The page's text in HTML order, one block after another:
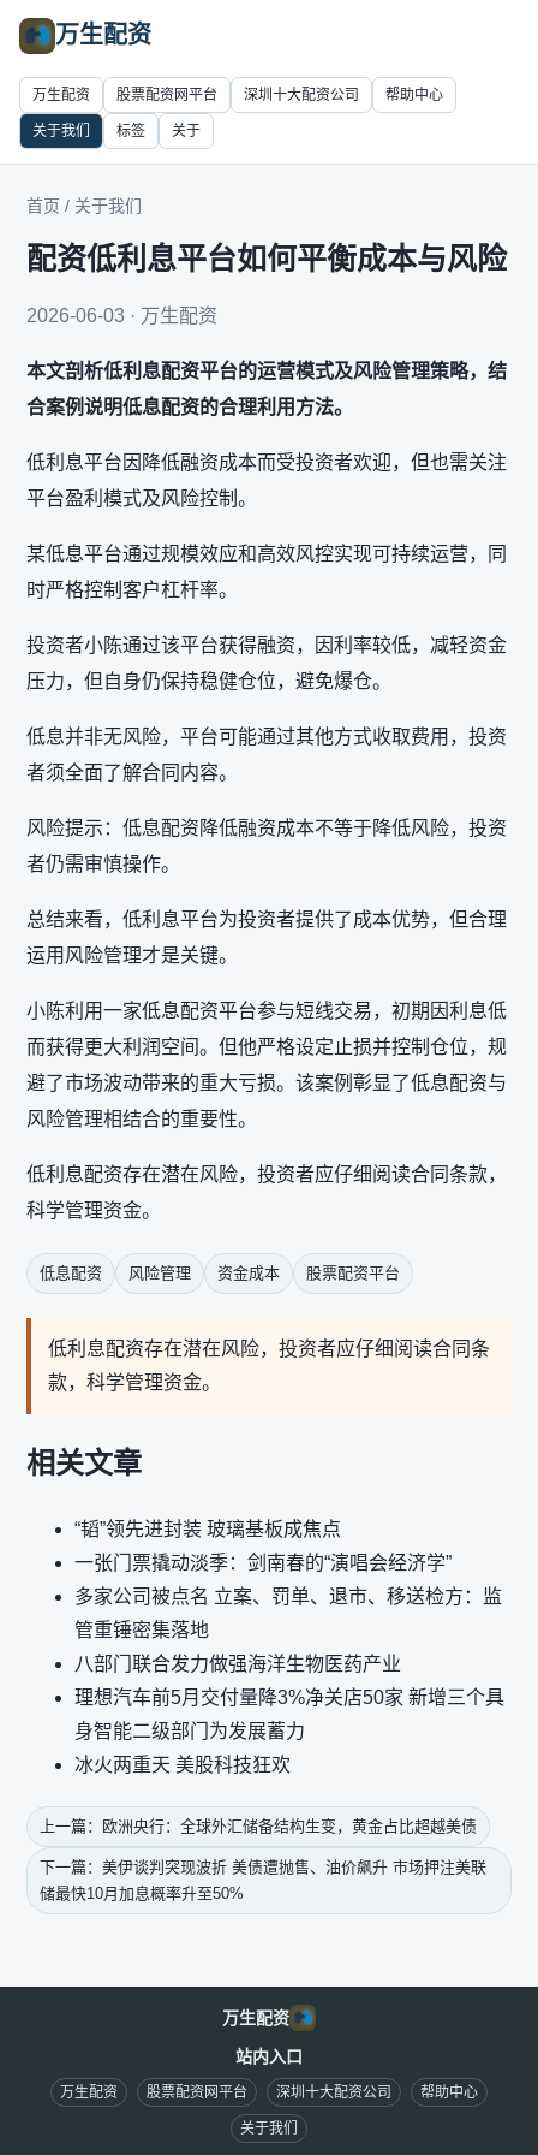
万生配资
万生配资 股票配资网平台 深圳十大配资公司 帮助中心
关于我们 标签 关于
首页 / 关于我们
配资低利息平台如何平衡成本与风险
2026-06-03 · 万生配资
本文剖析低利息配资平台的运营模式及风险管理策略，结
合案例说明低息配资的合理利用方法。
低利息平台因降低融资成本而受投资者欢迎，但也需关注
平台盈利模式及风险控制。
某低息平台通过规模效应和高效风控实现可持续运营，同
时严格控制客户杠杆率。
投资者小陈通过该平台获得融资，因利率较低，减轻资金
压力，但自身仍保持稳健仓位，避免爆仓。
低息并非无风险，平台可能通过其他方式收取费用，投资
者须全面了解合同内容。
风险提示：低息配资降低融资成本不等于降低风险，投资
者仍需审慎操作。
总结来看，低利息平台为投资者提供了成本优势，但合理
运用风险管理才是关键。
小陈利用一家低息配资平台参与短线交易，初期因利息低
而获得更大利润空间。但他严格设定止损并控制仓位，规
避了市场波动带来的重大亏损。该案例彰显了低息配资与
风险管理相结合的重要性。
低利息配资存在潜在风险，投资者应仔细阅读合同条款，
科学管理资金。
低息配资 风险管理 资金成本 股票配资平台
低利息配资存在潜在风险，投资者应仔细阅读合同条
款，科学管理资金。
相关文章
“韬”领先进封装 玻璃基板成焦点
一张门票撬动淡季：剑南春的“演唱会经济学”
多家公司被点名 立案、罚单、退市、移送检方：监
管重锤密集落地
八部门联合发力做强海洋生物医药产业
理想汽车前5月交付量降3%净关店50家 新增三个具
身智能二级部门为发展蓄力
冰火两重天 美股科技狂欢
上一篇：欧洲央行：全球外汇储备结构生变，黄金占比超越美债
下一篇：美伊谈判突现波折 美债遭抛售、油价飙升 市场押注美联
储最快10月加息概率升至50%
万生配资
站内入口
万生配资 股票配资网平台 深圳十大配资公司 帮助中心
关于我们